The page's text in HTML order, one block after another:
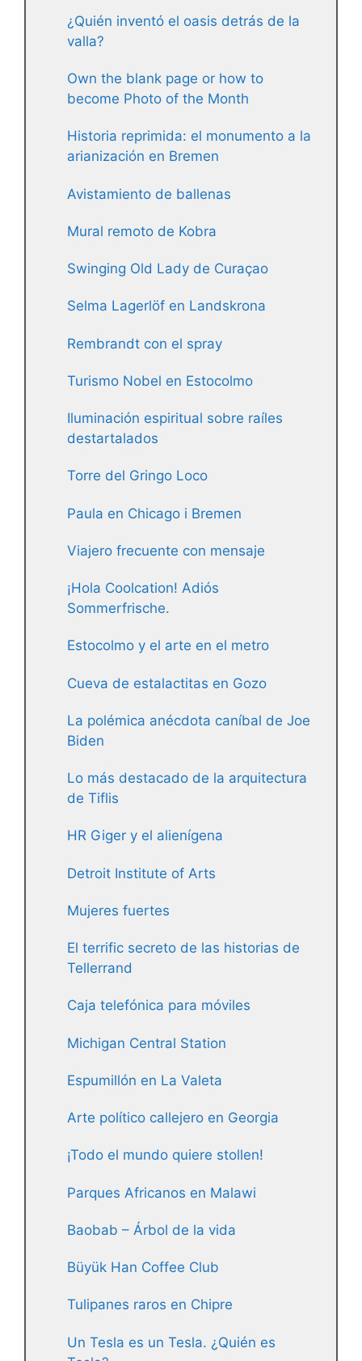
¿Quién inventó el oasis detrás de la
valla?
Own the blank page or how to
become Photo of the Month
Historia reprimida: el monumento a la
arianización en Bremen
Avistamiento de ballenas
Mural remoto de Kobra
Swinging Old Lady de Curaçao
Selma Lagerlöf en Landskrona
Rembrandt con el spray
Turismo Nobel en Estocolmo
Iluminación espiritual sobre raíles
destartalados
Torre del Gringo Loco
Paula en Chicago i Bremen
Viajero frecuente con mensaje
¡Hola Coolcation! Adiós
Sommerfrische.
Estocolmo y el arte en el metro
Cueva de estalactitas en Gozo
La polémica anécdota caníbal de Joe
Biden
Lo más destacado de la arquitectura
de Tiflis
HR Giger y el alienígena
Detroit Institute of Arts
Mujeres fuertes
El terrific secreto de las historias de
Tellerrand
Caja telefónica para móviles
Michigan Central Station
Espumillón en La Valeta
Arte político callejero en Georgia
¡Todo el mundo quiere stollen!
Parques Africanos en Malawi
Baobab – Árbol de la vida
Büyük Han Coffee Club
Tulipanes raros en Chipre
Un Tesla es un Tesla. ¿Quién es